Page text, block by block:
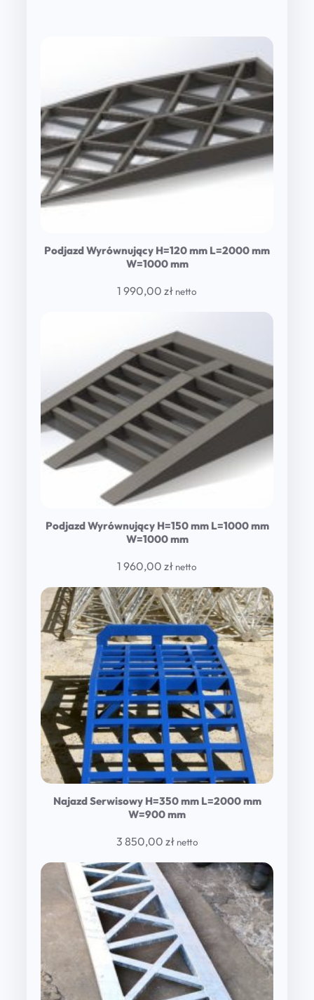
Podjazd Wyrównujący H=120 mm L=2000 mm
W=1000 mm
1 990,00 zł netto
Podjazd Wyrównujący H=150 mm L=1000 mm
W=1000 mm
1 960,00 zł netto
Najazd Serwisowy H=350 mm L=2000 mm
W=900 mm
3 850,00 zł netto